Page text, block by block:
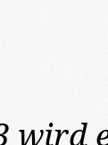
wird